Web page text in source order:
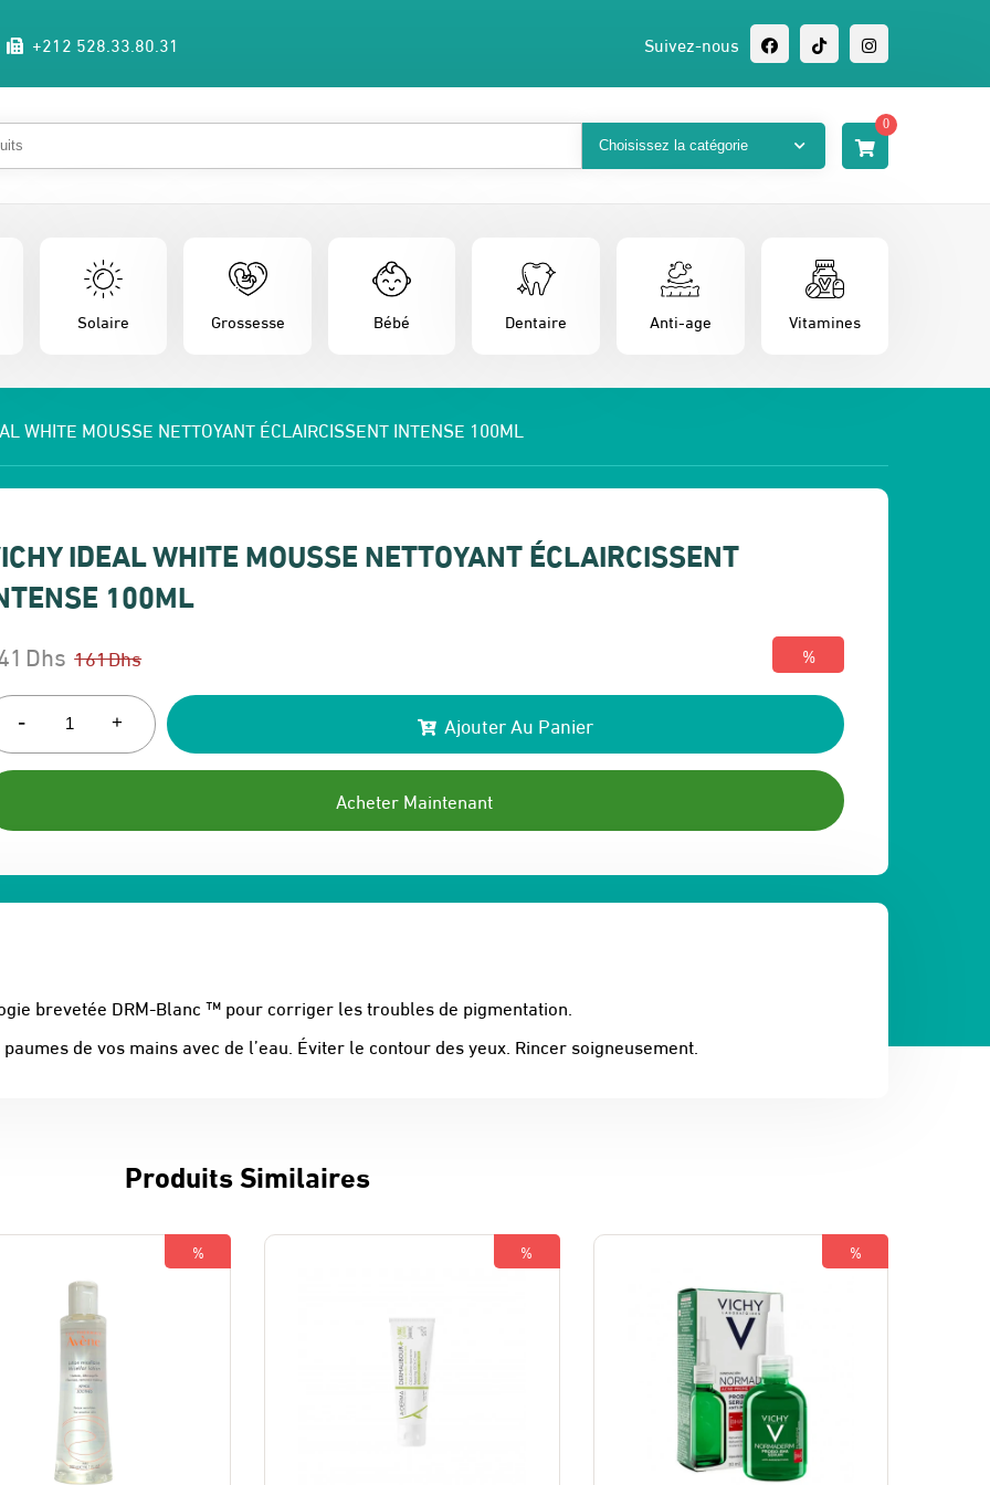
+212 528.33.80.31 Suivez-nous
0
Solaire Grossesse Bébé Dentaire Anti-age Vitamines
WHITE MOUSSE NETTOYANT ÉCLAIRCISSENT INTENSE 100ML
IDEAL WHITE MOUSSE NETTOYANT ÉCLAIRCISSENT
100ML
161Dhs
Le
:
Dhs.
Dhs
Le
:
Dhs.
%
- + Ajouter Au Panier
Acheter Maintenant
brevetée DRM-Blanc ™ pour corriger les troubles de pigmentation.
de vos mains avec de l’eau. Éviter le contour des yeux. Rincer soigneusement.
Produits Similaires
% % %